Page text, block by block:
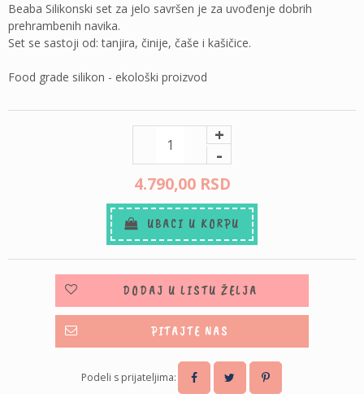
Beaba Silikonski set za jelo savršen je za uvođenje dobrih
prehrambenih navika.
Set se sastoji od: tanjira, činije, čaše i kašičice.
Food grade silikon - ekološki proizvod
+
-
4.790,00 RSD
UBACI U KORPU
DODAJ U LISTU ŽELJA
PITAJTE NAS
Podeli s prijateljima: